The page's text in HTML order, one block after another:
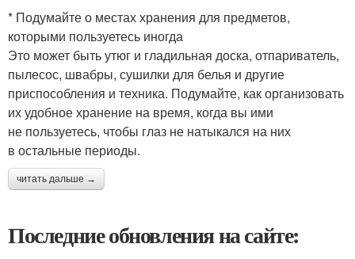
* Подумайте о местах хранения для предметов,
которыми пользуетесь иногда
Это может быть утюг и гладильная доска, отпариватель,
пылесос, швабры, сушилки для белья и другие
приспособления и техника. Подумайте, как организовать
их удобное хранение на время, когда вы ими
не пользуетесь, чтобы глаз не натыкался на них
в остальные периоды.
читать дальше →
Последние обновления на сайте: